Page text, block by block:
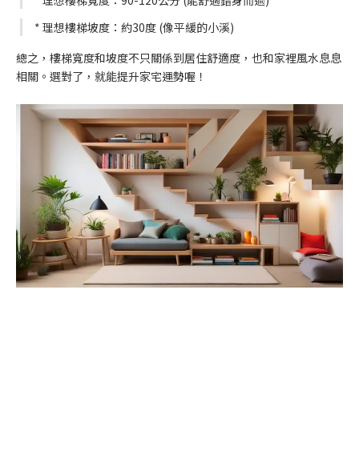
* 理想樓梯坡度：約30度 (像平緩的小溪)
總之，樓梯寬度和坡度不只關係到居住舒適度，也和家裡風水息息
相關。選對了，就能提升家宅運勢喔！